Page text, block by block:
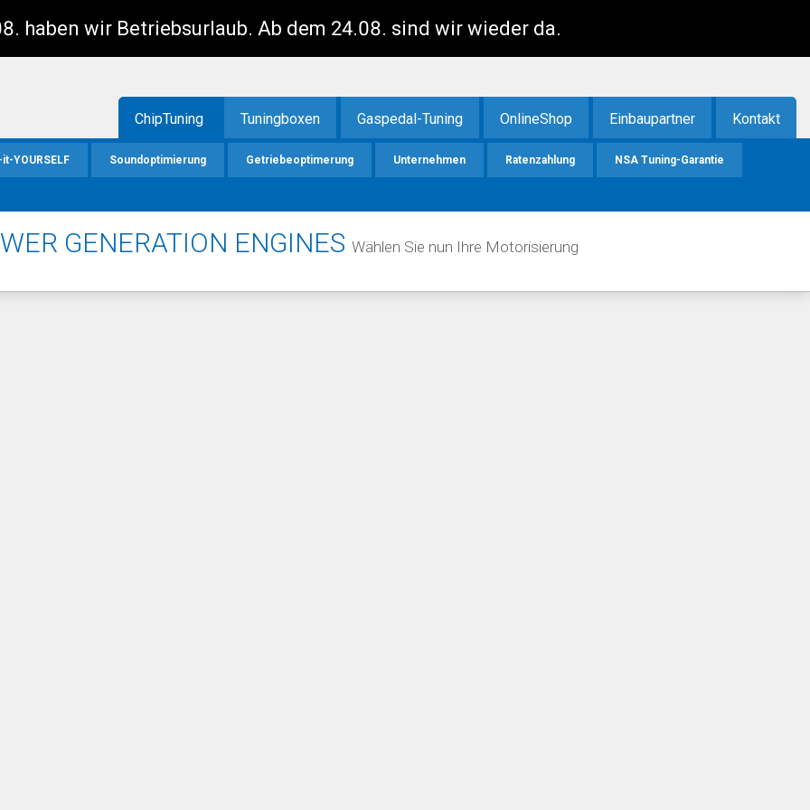
haben wir Betriebsurlaub. Ab dem 24.08. sind wir wieder da.
ChipTuning Tuningboxen Gaspedal-Tuning OnlineShop Einbaupartner Kontakt
YOURSELF Soundoptimierung Getriebeoptimerung Unternehmen Ratenzahlung NSA Tuning-Garantie
GENERATION ENGINES Wählen Sie nun Ihre Motorisierung